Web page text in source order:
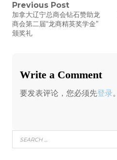
文
章
Previous Post
Previous
post:
加拿大辽宁总商会钻石赞助龙
商会第二届“龙商精英奖学金”
颁奖礼
Write a Comment
要发表评论，您必须先登录。
Search
for: